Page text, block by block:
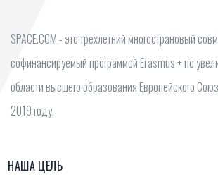
SPACE.COM - это трехлетний многострановый
софинансируемый программой Erasmus + по
области высшего образования Европейского
2019 году.
НАША ЦЕЛЬ